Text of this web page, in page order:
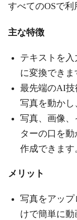
すべてのOSで利
主な特徴
テキストを
に変換できま
最先端のAI
写真を動かし
写真、画像、
ターの口を
作成できます
メリット
写真をアッ
けで簡単に動